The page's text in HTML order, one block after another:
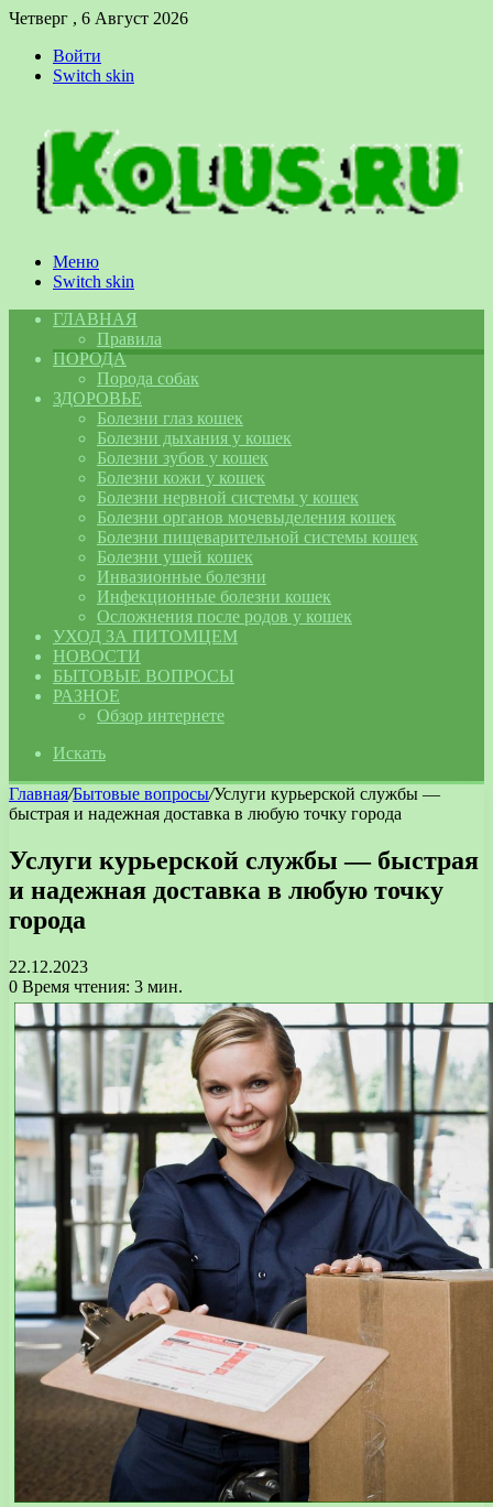
Четверг , 6 Август 2026
Войти
Switch skin
Меню
Switch skin
ГЛАВНАЯ
Правила
ПОРОДА
Порода собак
ЗДОРОВЬЕ
Болезни глаз кошек
Болезни дыхания у кошек
Болезни зубов у кошек
Болезни кожи у кошек
Болезни нервной системы у кошек
Болезни органов мочевыделения кошек
Болезни пищеварительной системы кошек
Болезни ушей кошек
Инвазионные болезни
Инфекционные болезни кошек
Осложнения после родов у кошек
УХОД ЗА ПИТОМЦЕМ
НОВОСТИ
БЫТОВЫЕ ВОПРОСЫ
РАЗНОЕ
Обзор интернете
Искать
Главная/Бытовые вопросы/Услуги курьерской службы —
быстрая и надежная доставка в любую точку города
Услуги курьерской службы — быстрая
и надежная доставка в любую точку
города
22.12.2023
0 Время чтения: 3 мин.